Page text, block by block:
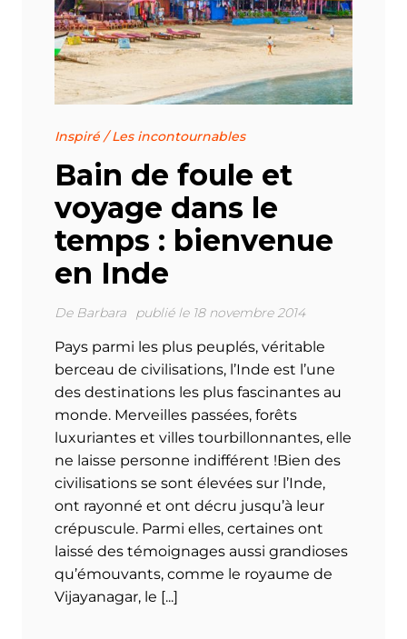
Inspiré /Les incontournables
Bain de foule et
voyage dans le
temps : bienvenue
en Inde
De Barbara publié le 18 novembre 2014
Pays parmi les plus peuplés, véritable
berceau de civilisations, l’Inde est l’une
des destinations les plus fascinantes au
monde. Merveilles passées, forêts
luxuriantes et villes tourbillonnantes, elle
ne laisse personne indifférent !Bien des
civilisations se sont élevées sur l’Inde,
ont rayonné et ont décru jusqu’à leur
crépuscule. Parmi elles, certaines ont
laissé des témoignages aussi grandioses
qu’émouvants, comme le royaume de
Vijayanagar, le [...]